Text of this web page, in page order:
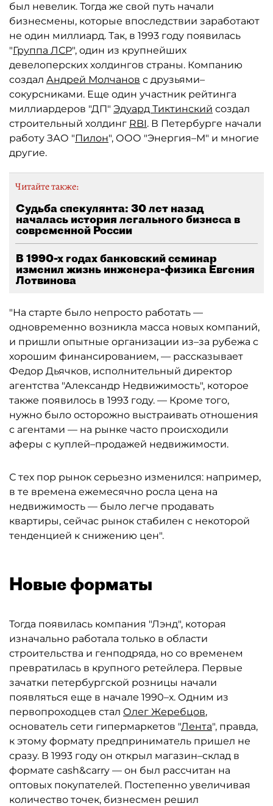
был невелик. Тогда же свой путь начали
бизнесмены, которые впоследствии заработают
не один миллиард. Так, в 1993 году появилась
"Группа ЛСР", один из крупнейших
девелоперских холдингов страны. Компанию
создал Андрей Молчанов с друзьями–
сокурсниками. Еще один участник рейтинга
миллиардеров "ДП" Эдуард Тиктинский создал
строительный холдинг RBI. В Петербурге начали
работу ЗАО "Пилон", ООО "Энергия–М" и многие
другие.
Читайте также:
Судьба спекулянта: 30 лет назад
началась история легального бизнеса в
современной России
В 1990-х годах банковский семинар
изменил жизнь инженера-физика Евгения
Лотвинова
"На старте было непросто работать —
одновременно возникла масса новых компаний,
и пришли опытные организации из–за рубежа с
хорошим финансированием, — рассказывает
Федор Дьячков, исполнительный директор
агентства "Александр Недвижимость", которое
также появилось в 1993 году. — Кроме того,
нужно было осторожно выстраивать отношения
с агентами — на рынке часто происходили
аферы с куплей–продажей недвижимости.
С тех пор рынок серьезно изменился: например,
в те времена ежемесячно росла цена на
недвижимость — было легче продавать
квартиры, сейчас рынок стабилен с некоторой
тенденцией к снижению цен".
Новые форматы
Тогда появилась компания "Лэнд", которая
изначально работала только в области
строительства и генподряда, но со временем
превратилась в крупного ретейлера. Первые
зачатки петербургской розницы начали
появляться еще в начале 1990–х. Одним из
первопроходцев стал Олег Жеребцов,
основатель сети гипермаркетов "Лента", правда,
к этому формату предприниматель пришел не
сразу. В 1993 году он открыл магазин–склад в
формате cash&carry — он был рассчитан на
оптовых покупателей. Постепенно увеличивая
количество точек, бизнесмен решил